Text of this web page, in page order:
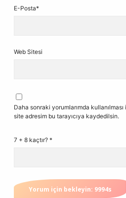
E-Posta*
Web Sitesi
Daha sonraki yorumlarımda
site adresim bu tarayıcıya kaydedilsin.
7 + 8 kaçtır? *